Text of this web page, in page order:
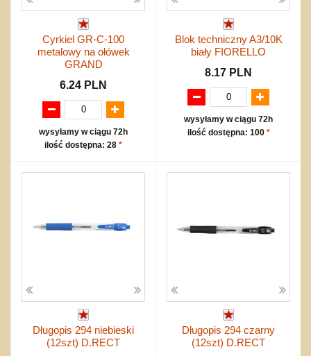
Cyrkiel GR-C-100
metalowy na ołówek
GRAND
6.24 PLN
wysyłamy w ciągu 72h
ilość dostępna: 28 *
Blok techniczny A3/10K
biały FIORELLO
8.17 PLN
wysyłamy w ciągu 72h
ilość dostępna: 100 *
Długopis 294 niebieski
(12szt) D.RECT
Długopis 294 czarny
(12szt) D.RECT